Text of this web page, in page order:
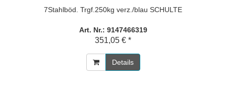
7Stahlböd. Trgf.250kg verz./blau SCHULTE
Art. Nr.: 9147466319
351,05 € *
Details